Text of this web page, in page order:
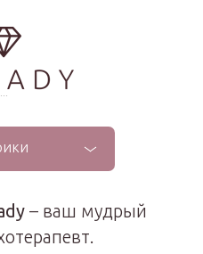
...
– ваш мудрый